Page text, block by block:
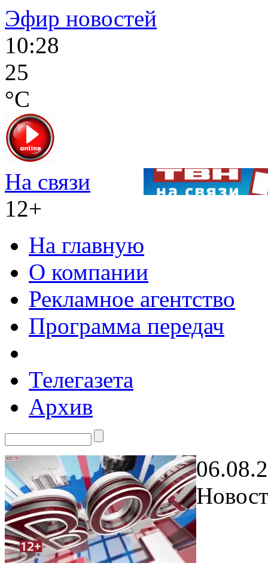
Эфир новостей
10:28
25
°C
На связи
12+
На главную
О компании
Рекламное агентство
Программа передач
Телегазета
Архив